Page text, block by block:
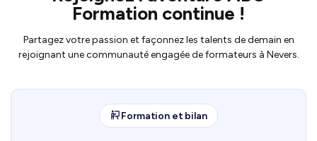
Formation continue !
Partagez votre passion et façonnez les talents de demain en
rejoignant une communauté engagée de formateurs à Nevers.
Formation et bilan